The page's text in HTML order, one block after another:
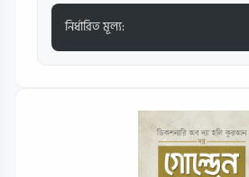
নির্ধারিত মূল্য: